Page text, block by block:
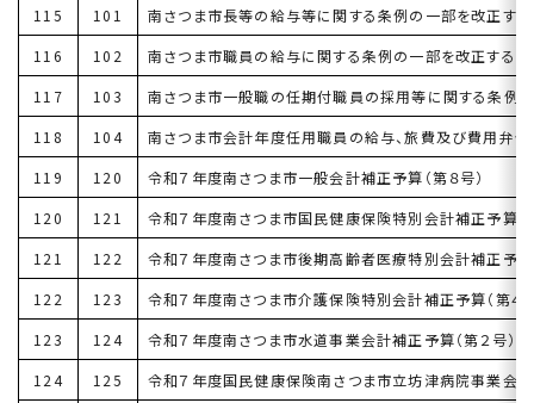
115
101
南さつま市長等の給与等に関する条例の一部を改正す
116
102
南さつま市職員の給与に関する条例の一部を改正する
117
103
南さつま市一般職の任期付職員の採用等に関する条例
118
104
南さつま市会計年度任用職員の給与、旅費及び費用弁
119
120
令和７年度南さつま市一般会計補正予算（第８号）
120
121
令和７年度南さつま市国民健康保険特別会計補正予算（
121
122
令和７年度南さつま市後期高齢者医療特別会計補正予算
122
123
令和７年度南さつま市介護保険特別会計補正予算（第４
123
124
令和７年度南さつま市水道事業会計補正予算（第２号）
124
125
令和７年度国民健康保険南さつま市立坊津病院事業会計